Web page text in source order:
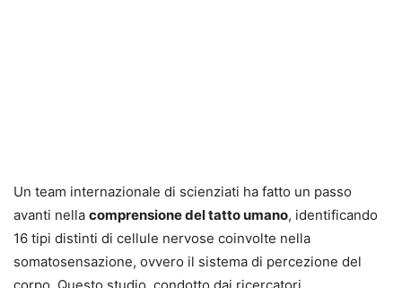
Un team internazionale di scienziati ha fatto un passo
avanti nella comprensione del tatto umano, identificando
16 tipi distinti di cellule nervose coinvolte nella
somatosensazione, ovvero il sistema di percezione del
corpo. Questo studio, condotto dai ricercatori